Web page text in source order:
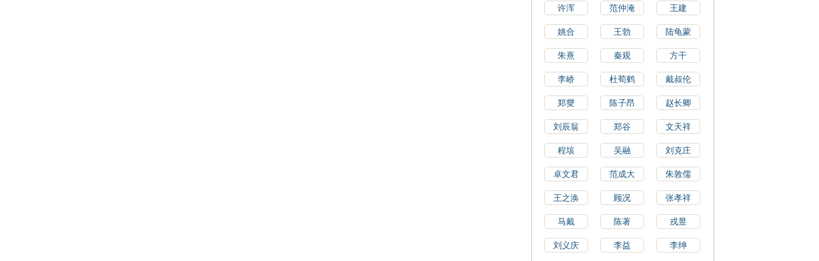
许浑 范仲淹 王建
姚合 王勃 陆龟蒙
朱熹 秦观 方干
李峤 杜荀鹤 戴叔伦
郑燮 陈子昂 赵长卿
刘辰翁 郑谷 文天祥
程垓 吴融 刘克庄
卓文君 范成大 朱敦儒
王之涣 顾况 张孝祥
马戴 陈著 戎昱
刘义庆 李益 李绅